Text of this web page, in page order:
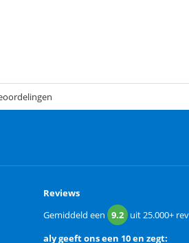
Reviews
Gemiddeld een 9.2 uit25.000+
alygeeft ons een 10 en zegt: